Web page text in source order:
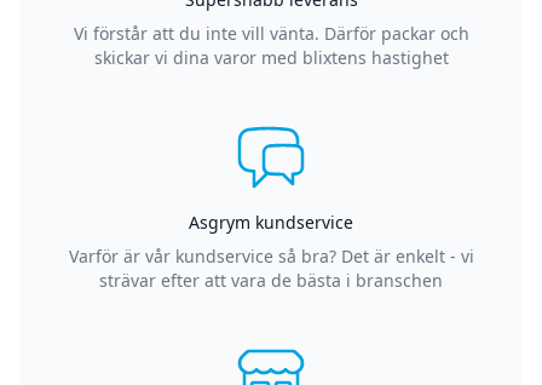
Vi förstår att du inte vill vänta. Därför packar och
skickar vi dina varor med blixtens hastighet
Asgrym kundservice
Varför är vår kundservice så bra? Det är enkelt - vi
strävar efter att vara de bästa i branschen